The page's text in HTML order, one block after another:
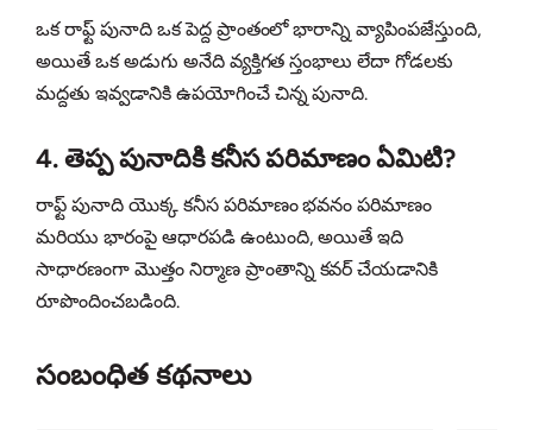
ఒక రాఫ్ట్ పునాది ఒక పెద్ద ప్రాంతంలో భారాన్ని వ్యాపింపజేస్తుంది,
అయితే ఒక అడుగు అనేది వ్యక్తిగత స్తంభాలు లేదా గోడలకు
మద్దతు ఇవ్వడానికి ఉపయోగించే చిన్న పునాది.
4. తెప్ప పునాదికి కనీస పరిమాణం ఏమిటి?
రాఫ్ట్ పునాది యొక్క కనీస పరిమాణం భవనం పరిమాణం
మరియు భారంపై ఆధారపడి ఉంటుంది, అయితే ఇది
సాధారణంగా మొత్తం నిర్మాణ ప్రాంతాన్ని కవర్ చేయడానికి
రూపొందించబడింది.
సంబంధిత కథనాలు